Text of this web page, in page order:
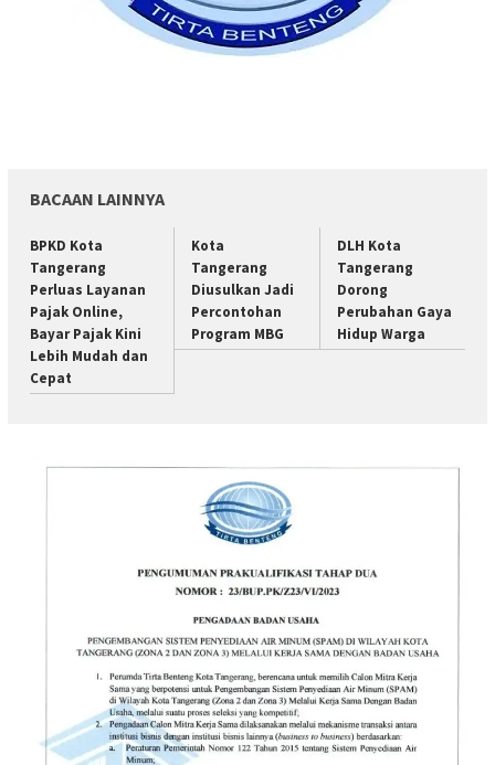
BACAAN LAINNYA
BPKD Kota
Tangerang
Perluas Layanan
Pajak Online,
Bayar Pajak Kini
Lebih Mudah dan
Cepat
Kota
Tangerang
Diusulkan Jadi
Percontohan
Program MBG
DLH Kota
Tangerang
Dorong
Perubahan Gaya
Hidup Warga